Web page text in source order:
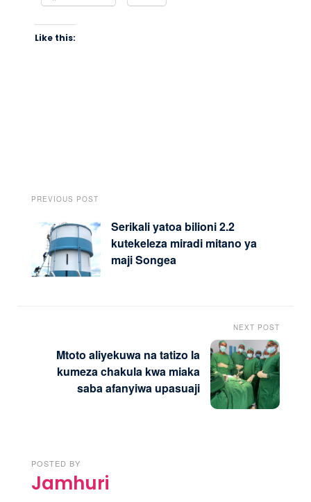
Like this:
PREVIOUS POST
Serikali yatoa bilioni 2.2
kutekeleza miradi mitano ya
maji Songea
NEXT POST
Mtoto aliyekuwa na tatizo la
kumeza chakula kwa miaka
saba afanyiwa upasuaji
POSTED BY
Jamhuri